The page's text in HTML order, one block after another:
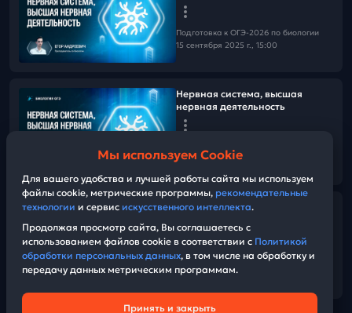
Подготовка к ОГЭ-2026 по биологии
15 сентября 2025 г., 15:00
Нервная система, высшая
нервная деятельность
15 сентября 2025 г., 15:00
01:47:25
Введение в анатомию: Ткани,
Подготовка к ОГЭ-2026 по биологии
08 сентября 2025 г., 15:00
Мы используем Cookie
Для вашего удобства и лучшей работы сайта мы используем
файлы cookie, метрические программы, рекомендательные
технологии и сервис искусственного интеллекта.
Продолжая просмотр сайта, Вы соглашаетесь с
использованием файлов cookie в соответствии с Политикой
обработки персональных данных, в том числе на обработку и
передачу данных метрическим программам.
Принять и закрыть